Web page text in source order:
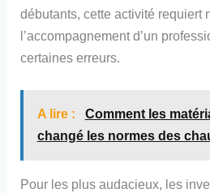
débutants, cette activité requiert
l’accompagnement d’un
certaines erreurs.
A lire :
Comment les
changé les normes des
Pour les plus audacieux, les